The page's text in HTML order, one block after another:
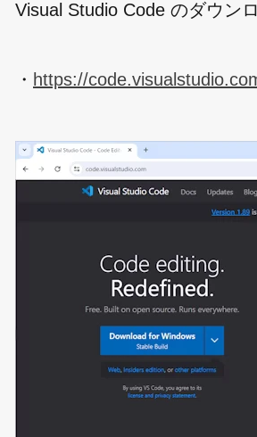
Visual Studio Code のダウン
・ https://